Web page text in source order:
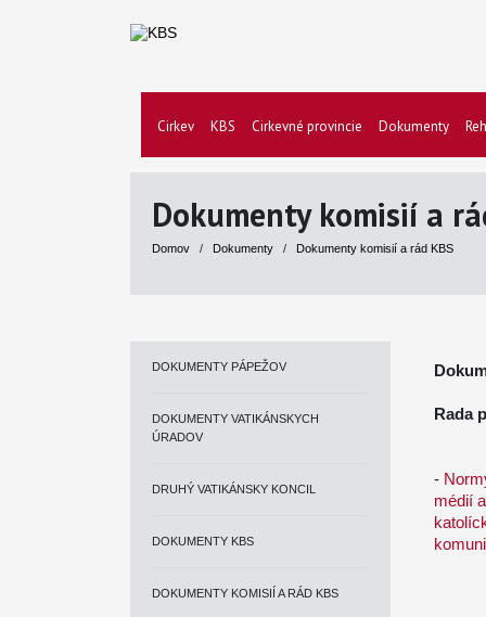
Cirkev KBS Cirkevné provincie Dokumenty
Dokumenty komisií a
Domov / Dokumenty / Dokumenty komisií a rád KBS
DOKUMENTY PÁPEŽOV
DOKUMENTY VATIKÁNSKYCH
ÚRADOV
DRUHÝ VATIKÁNSKY KONCIL
DOKUMENTY KBS
DOKUMENTY KOMISIÍ A RÁD KBS
Rada
-
médií